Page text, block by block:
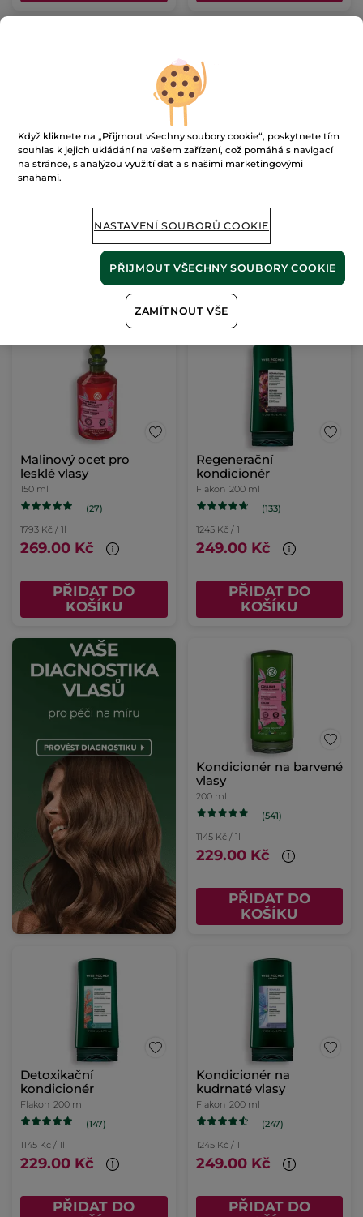
Malinový ocet pro
lesklé vlasy
400 ml
449.00 Kč
PŘIDAT DO
Malinový ocet pro
lesklé vlasy
150 ml
(27)
1793 Kč / 1l
269.00 Kč
PŘIDAT DO
KOŠÍKU
Regenerační
kondicionér
Flakon 200 ml
(133)
1245 Kč / 1l
249.00 Kč
PŘIDAT DO
KOŠÍKU
Kondicionér na barvené
vlasy
200 ml
(541)
1145 Kč / 1l
229.00 Kč
PŘIDAT DO
KOŠÍKU
Detoxikační
kondicionér
Flakon 200 ml
(147)
1145 Kč / 1l
229.00 Kč
PŘIDAT DO
Kondicionér na
kudrnaté vlasy
Flakon 200 ml
(247)
1245 Kč / 1l
249.00 Kč
PŘIDAT DO
Když kliknete na „Přijmout všechny soubory cookie“, poskytnete tím
souhlas k jejich ukládání na vašem zařízení, což pomáhá s navigací
na stránce, s analýzou využití dat a s našimi marketingovými
snahami.
NASTAVENÍ SOUBORŮ COOKIE
ZAMÍTNOUT VŠE
PŘIJMOUT VŠECHNY SOUBORY COOKIE